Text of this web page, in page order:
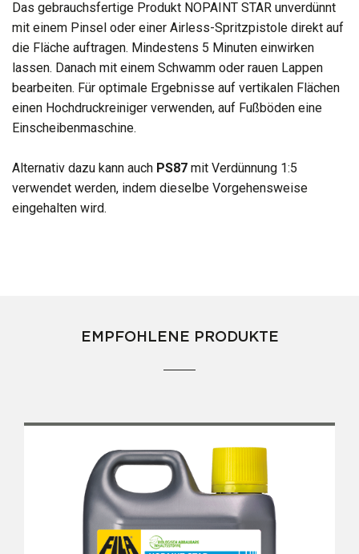
Das gebrauchsfertige Produkt NOPAINT STAR unverdünnt
mit einem Pinsel oder einer Airless-Spritzpistole direkt auf
die Fläche auftragen. Mindestens 5 Minuten einwirken
lassen. Danach mit einem Schwamm oder rauen Lappen
bearbeiten. Für optimale Ergebnisse auf vertikalen Flächen
einen Hochdruckreiniger verwenden, auf Fußböden eine
Einscheibenmaschine.
Alternativ dazu kann auch PS87 mit Verdünnung 1:5
verwendet werden, indem dieselbe Vorgehensweise
eingehalten wird.
EMPFOHLENE PRODUKTE